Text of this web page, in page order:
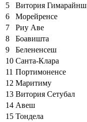
5
Витория Гимарайнш
6
Морейренсе
7
Риу Аве
8
Боавишта
9
Белененсеш
10 Санта-Клара
11 Портимоненсе
12 Маритиму
13 Витория Сетубал
14 Авеш
15 Тондела